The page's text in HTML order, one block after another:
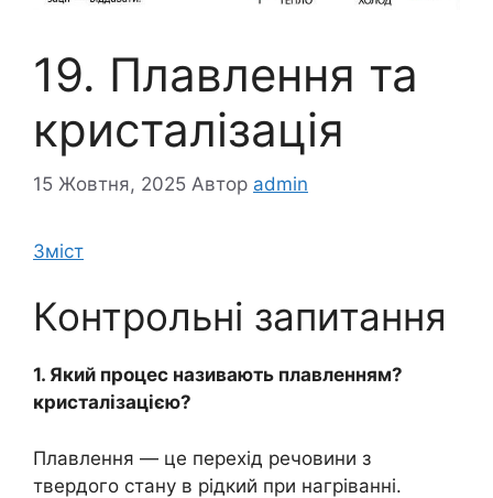
19. Плавлення та
кристалізація
15 Жовтня, 2025 Автор admin
Зміст
Контрольні запитання
1. Який процес називають плавленням?
кристалізацією?
Плавлення — це перехід речовини з
твердого стану в рідкий при нагріванні.